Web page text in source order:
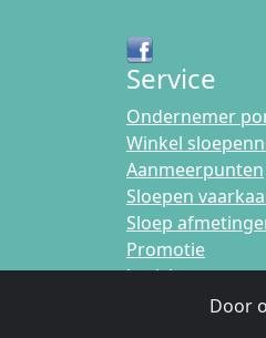
Service
Ondernemer
Winkel
Aanmeerpunten
Sloepen
Sloep
Promotie
berichten
Door